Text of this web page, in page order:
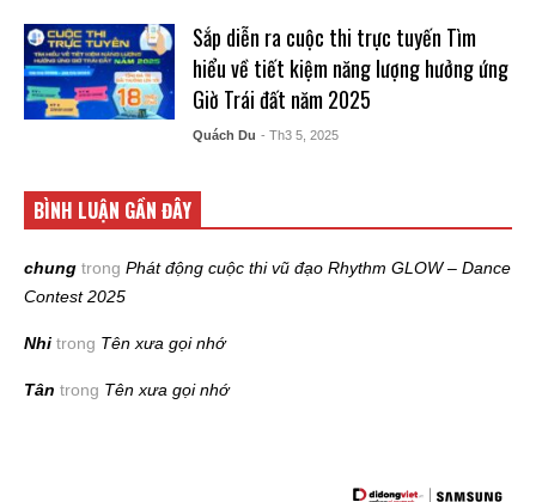
Sắp diễn ra cuộc thi trực tuyến Tìm
hiểu về tiết kiệm năng lượng hưởng ứng
Giờ Trái đất năm 2025
Quách Du - Th3 5, 2025
BÌNH LUẬN GẦN ĐÂY
chung trong Phát động cuộc thi vũ đạo Rhythm GLOW – Dance
Contest 2025
Nhi trong Tên xưa gọi nhớ
Tân trong Tên xưa gọi nhớ